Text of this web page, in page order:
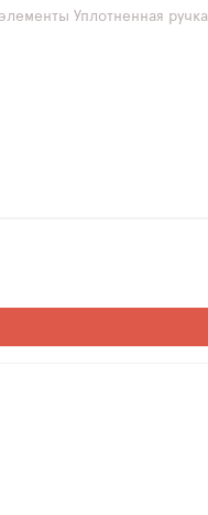
Уплотненная ручка